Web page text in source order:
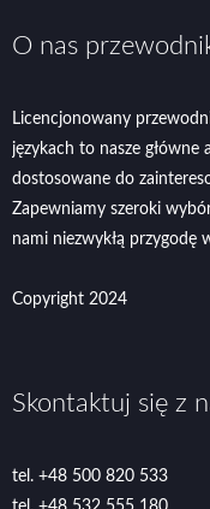
O nas
Licencjonowany
językach to nasze główne
dostosowane do
Zapewniamy szeroki
nami niezwykłą przygodę
Copyright 2024
Skontaktuj się z
tel. +48 500 820 533